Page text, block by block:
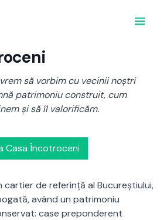
Proiecte
Evenimente
să vorbim cu vecinii noștri
patrimoniu construit, cum
și să îl valorificăm.
Casa Încotroceni
de referință al Bucureștiului,
având un patrimoniu
case preponderent